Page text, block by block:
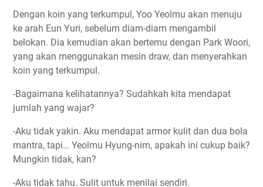
Dengan koin yang terkumpul, Yoo Yeolmu akan menuju
ke arah Eun Yuri, sebelum diam-diam mengambil
belokan. Dia kemudian akan bertemu dengan Park Woori,
yang akan menggunakan mesin draw, dan menyerahkan
koin yang terkumpul.
-Bagaimana kelihatannya? Sudahkah kita mendapat
jumlah yang wajar?
-Aku tidak yakin. Aku mendapat armor kulit dan dua bola
mantra, tapi… Yeolmu Hyung-nim, apakah ini cukup baik?
Mungkin tidak, kan?
-Aku tidak tahu. Sulit untuk menilai sendiri.